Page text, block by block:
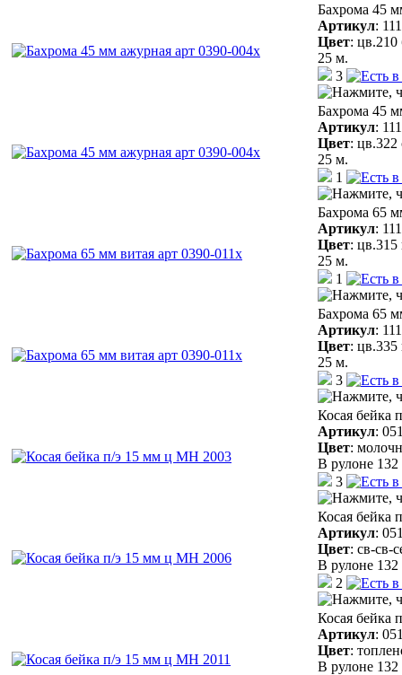
Бахрома 45
Артикул:
Цвет: цв.210
25 м.
3
Бахрома 45
Артикул:
Цвет: цв.322
25 м.
1
Бахрома 65
Артикул:
Цвет: цв.315
25 м.
1
Бахрома 65
Артикул:
Цвет: цв.335
25 м.
3
Косая бейка
Артикул:
Цвет:
В рулоне
3
Косая бейка
Артикул:
Цвет: св-св-
В рулоне
2
Косая бейка
Артикул:
Цвет:
В рулоне